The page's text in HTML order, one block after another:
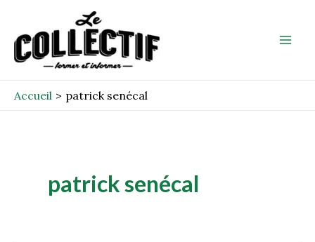
contenu
Accueil patrick senécal
patrick senécal